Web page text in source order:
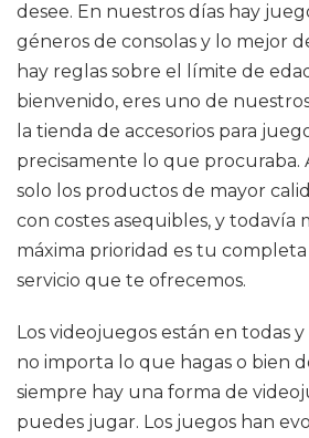
desee. En nuestros días hay
géneros de consolas y lo mejor
hay reglas sobre el límite de
bienvenido, eres uno de
la tienda de accesorios para
precisamente lo que procuraba.
solo los productos de mayor
con costes asequibles, y todavía
máxima prioridad es tu completa
servicio que te ofrecemos.
Los videojuegos están en todas
no importa lo que hagas o bien
siempre hay una forma de
puedes jugar. Los juegos han